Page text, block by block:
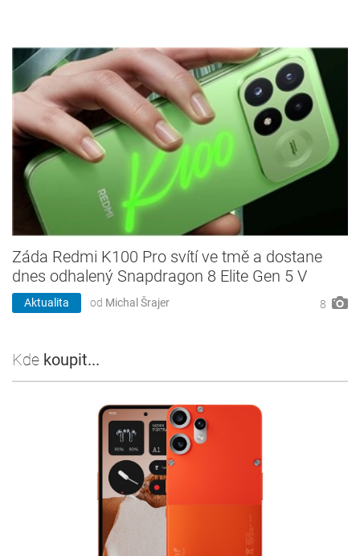
Záda Redmi K100 Pro svítí ve tmě a dostane
dnes odhalený Snapdragon 8 Elite Gen 5 V
Aktualita od Michal Šrajer 8
Kde koupit...